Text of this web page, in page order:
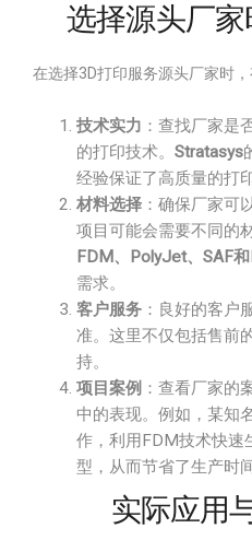
选择源头厂
在选择3D打印服务源头厂家时
技术实力 ：查找厂家是
的打印技术。 Stratasys
经验保证了高质量的打
材料选择 ：确保厂家可
项目可能会需要不同的
FDM、PolyJet、SAF
需求。
客户服务 ：良好的客户
准。这里不仅包括售前
持。
项目案例 ：查看厂家的
中的表现。例如，某知
作，利用FDM技术快速
型，从而节省了生产时
实际应用